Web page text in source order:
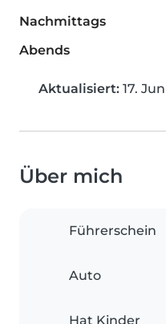
Nachmittags
Abends
Aktualisiert: 17.
Über mich
Führerschein
Auto
Hat Kinder